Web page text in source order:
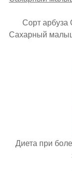
Сорт
Сахарный
Диета при